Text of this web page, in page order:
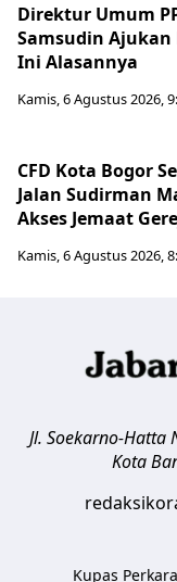
Direktur Umum
Samsudin
Ini Alasannya
Kamis, 6 Agustus 2026,
CFD Kota Bogor
Jalan Sudirman
Akses Jemaat
Kamis, 6 Agustus 2026,
Jl. Soekarno-Hatta
Kota
Kupas Perkara